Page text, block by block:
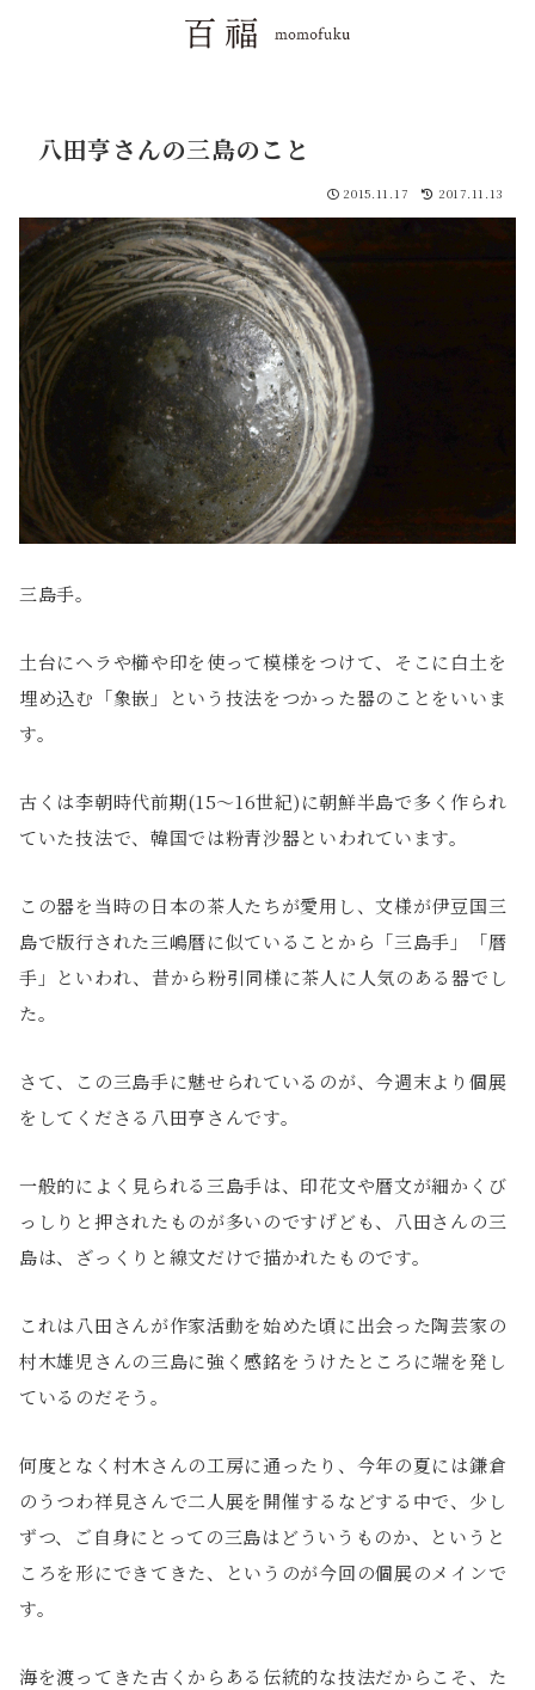
八田亨さんの三島のこと
2015.11.17 2017.11.13
三島手。
土台にヘラや櫛や印を使って模様をつけて、そこに白土を
埋め込む「象嵌」という技法をつかった器のことをいいま
す。
古くは李朝時代前期(15〜16世紀)に朝鮮半島で多く作られ
ていた技法で、韓国では粉青沙器といわれています。
この器を当時の日本の茶人たちが愛用し、文様が伊豆国三
島で版行された三嶋暦に似ていることから「三島手」「暦
手」といわれ、昔から粉引同様に茶人に人気のある器でし
た。
さて、この三島手に魅せられているのが、今週末より個展
をしてくださる八田亨さんです。
一般的によく見られる三島手は、印花文や暦文が細かくび
っしりと押されたものが多いのですげども、八田さんの三
島は、ざっくりと線文だけで描かれたものです。
これは八田さんが作家活動を始めた頃に出会った陶芸家の
村木雄児さんの三島に強く感銘をうけたところに端を発し
ているのだそう。
何度となく村木さんの工房に通ったり、今年の夏には鎌倉
のうつわ祥見さんで二人展を開催するなどする中で、少し
ずつ、 ご自身にとっての三島はどういうものか、というと
ころを形にできてきた、というのが今回の個展のメインで
す。
海を渡ってきた古くからある伝統的な技法だからこそ、た